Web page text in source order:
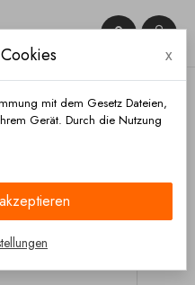


x
mit dem Gesetz Dateien,
Gerät. Durch die Nutzung